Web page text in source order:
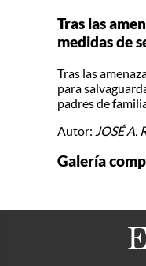
Tras las
medidas de
Tras las
para
padres de
Autor: JOSÉ A.
Galería